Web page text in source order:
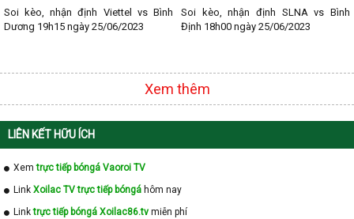
Soi kèo, nhận định Viettel vs Bình
Dương 19h15 ngày 25/06/2023
Soi kèo, nhận định SLNA vs Bình
Định 18h00 ngày 25/06/2023
Xem thêm
LIÊN KẾT HỮU ÍCH
Xemtrực tiếp bóngá Vaoroi TV
Link Xoilac TV trực tiếp bóngá hôm nay
Linktrực tiếp bóngá Xoilac86.tv miễn phí